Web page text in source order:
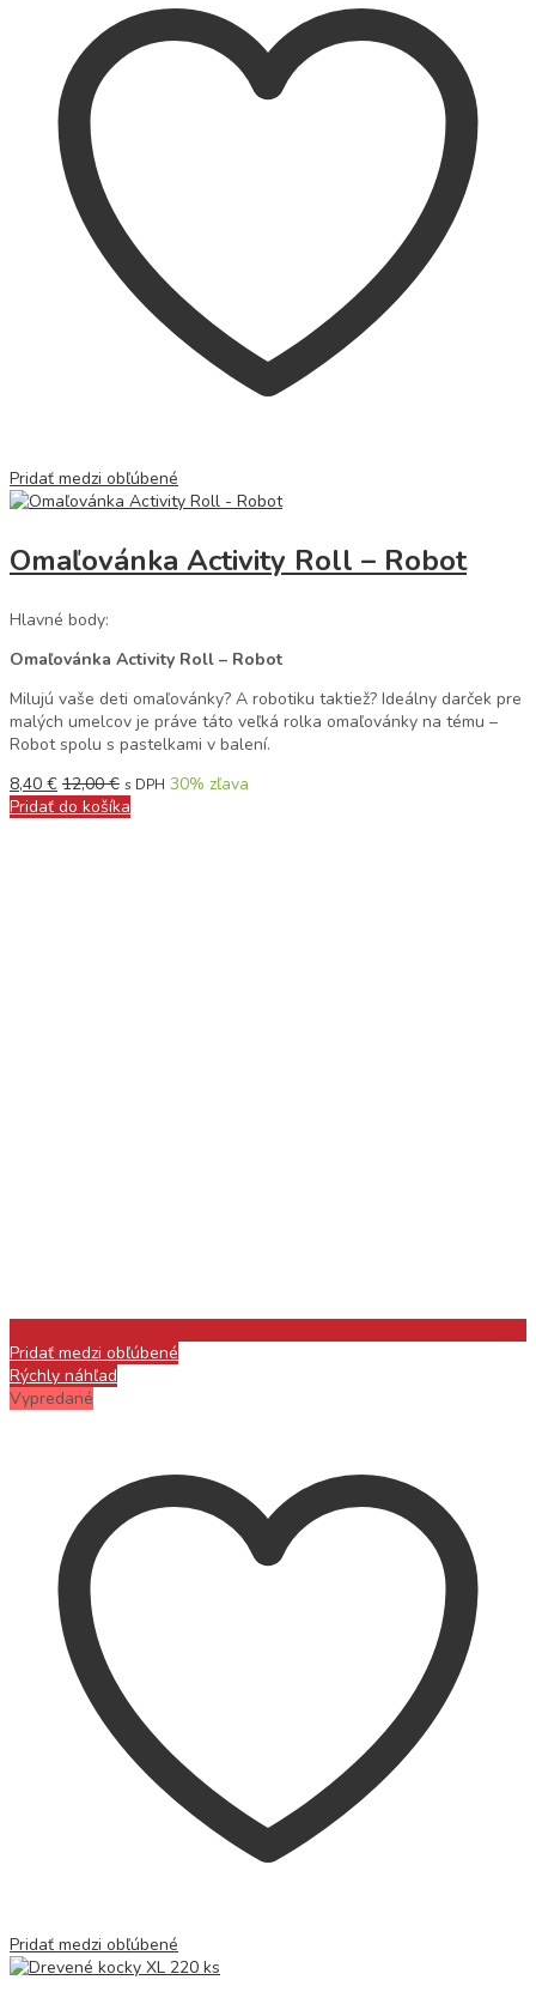
Pridať medzi obľúbené
Omaľovánka Activity Roll – Robot
Hlavné body:
Omaľovánka Activity Roll – Robot
Milujú vaše deti omaľovánky? A robotiku taktiež? Ideálny darček pre
malých umelcov je práve táto veľká rolka omaľovánky na tému –
Robot spolu s pastelkami v balení.
8,40 € 12,00€ s DPH 30% zľava
Pridať do košíka
Pridať medzi obľúbené
Rýchly náhľad
Vypredané
Pridať medzi obľúbené